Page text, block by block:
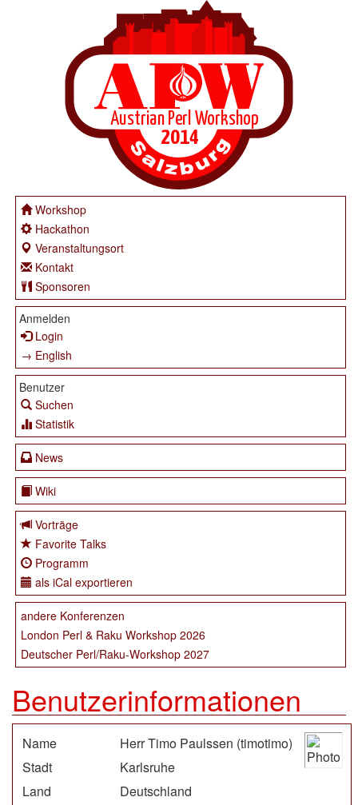
Workshop
Hackathon
Veranstaltungsort
Kontakt
Sponsoren
Anmelden
Login
→ English
Benutzer
Suchen
Statistik
News
Wiki
Vorträge
Favorite Talks
Programm
als iCal exportieren
andere Konferenzen
London Perl & Raku Workshop 2026
Deutscher Perl/Raku-Workshop 2027
Benutzerinformationen
Name
Herr Timo Paulssen (‎timotimo‎)
Stadt
Karlsruhe
Land
Deutschland